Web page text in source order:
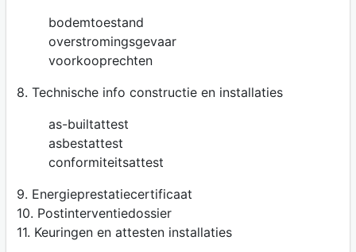
bodemtoestand
overstromingsgevaar
voorkooprechten
8. Technische info constructie en installaties
as-builtattest
asbestattest
conformiteitsattest
9. Energieprestatiecertificaat
10. Postinterventiedossier
11. Keuringen en attesten installaties